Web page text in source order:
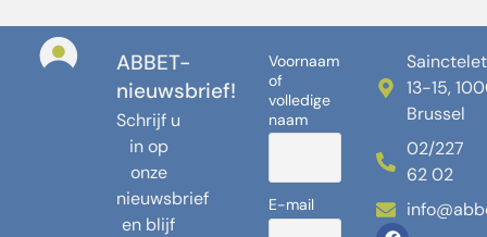
ABBET-
nieuwsbrief!
Schrijf u
in op
onze
nieuwsbrief
en blijf
Voornaam
of
volledige
naam
E-mail
13-15,
Brussel
02/227
62 02